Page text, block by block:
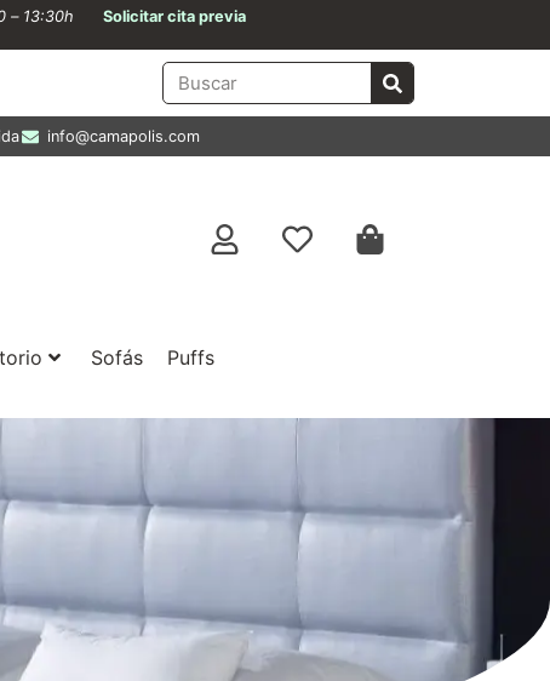
– 13:30h Solicitar cita previa
info@camapolis.com
Sofás Puffs